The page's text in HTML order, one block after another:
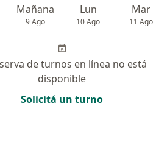
Mañana
9 Ago
Lun
10 Ago
Mar
11 Ago
de turnos en línea no está
disponible
Solicitá un turno